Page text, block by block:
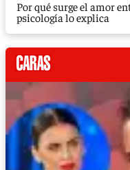
Por qué surge el amor
psicología lo explica